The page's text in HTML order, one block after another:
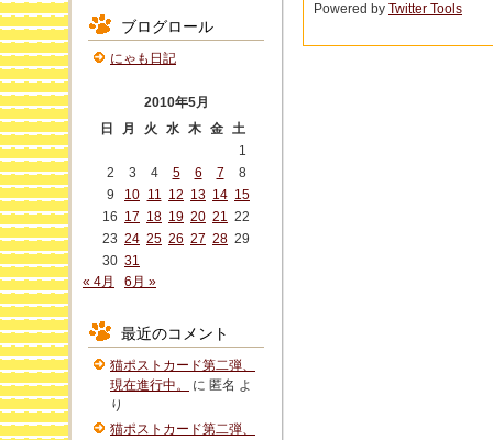
Powered by Twitter Tools
ブログロール
にゃも日記
2010年5月
日
月 火 水 木 金 土
1
2
3 4 5 6 7
8
9
10 11 12 13 14 15
16 17 18 19 20 21 22
23 24 25 26 27 28 29
30 31
« 4月
6月 »
最近のコメント
猫ポストカード第二弾、
現在進行中。
に 匿名 よ
り
猫ポストカード第二弾、